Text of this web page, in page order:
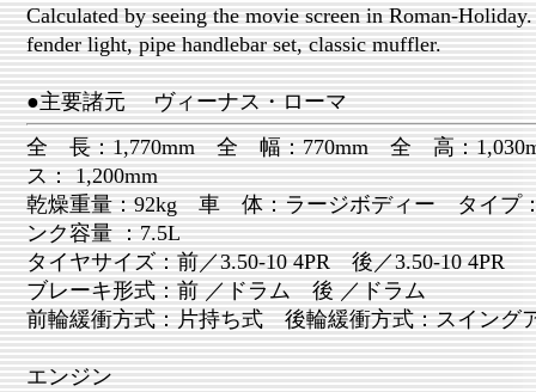
Calculated by seeing the movie screen in Roman-Holiday.
fender light, pipe handlebar set, classic muffler.
●主要諸元 ヴィーナス・ローマ
全 長：1,770mm 全 幅：770mm 全 高：
ス： 1,200mm
乾燥重量：92kg 車 体：ラージボディー タイプ
ンク容量 ：7.5L
タイヤサイズ：前／3.50-10 4PR 後／3.50-10 4PR
ブレーキ形式：前 ／ドラム 後 ／ドラム
前輪緩衝方式：片持ち式 後輪緩衝方式：スイング
エンジン